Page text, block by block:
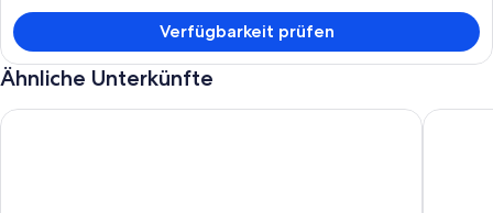
2.886 €.
Verfügbarkeit prüfen
Ähnliche Unterkünfte
Large, quiet, private country home close to Athlone | Sleeps
The